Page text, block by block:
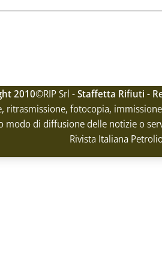
2010©RIP Srl -Staffetta Rifiuti -
ritrasmissione, fotocopia,
modo di diffusione delle notizie o
Rivista Italiana